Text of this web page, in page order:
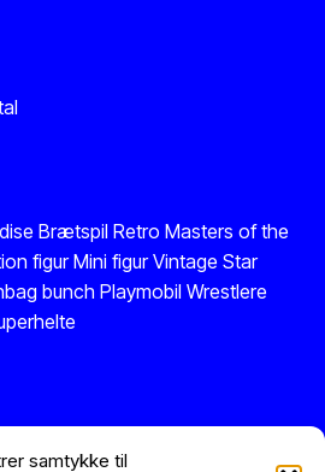
samtykke til
Brætspil Retro Masters of the
figur Mini figurVintage Star
bunch Playmobil Wrestlere